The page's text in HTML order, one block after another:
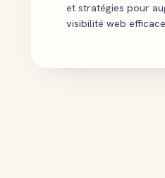
et stratégies pour
visibilité web